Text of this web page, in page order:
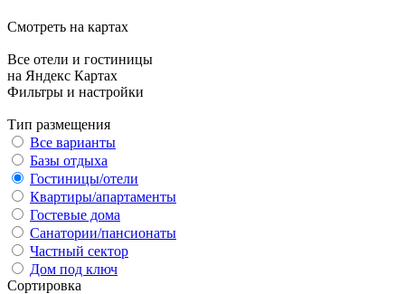
Смотреть на картах
Все отели и гостиницы
на Яндекс Картах
Фильтры и настройки
Тип размещения
Все варианты
Базы отдыха
Гостиницы/отели
Квартиры/апартаменты
Гостевые дома
Санатории/пансионаты
Частный сектор
Дом под ключ
Сортировка